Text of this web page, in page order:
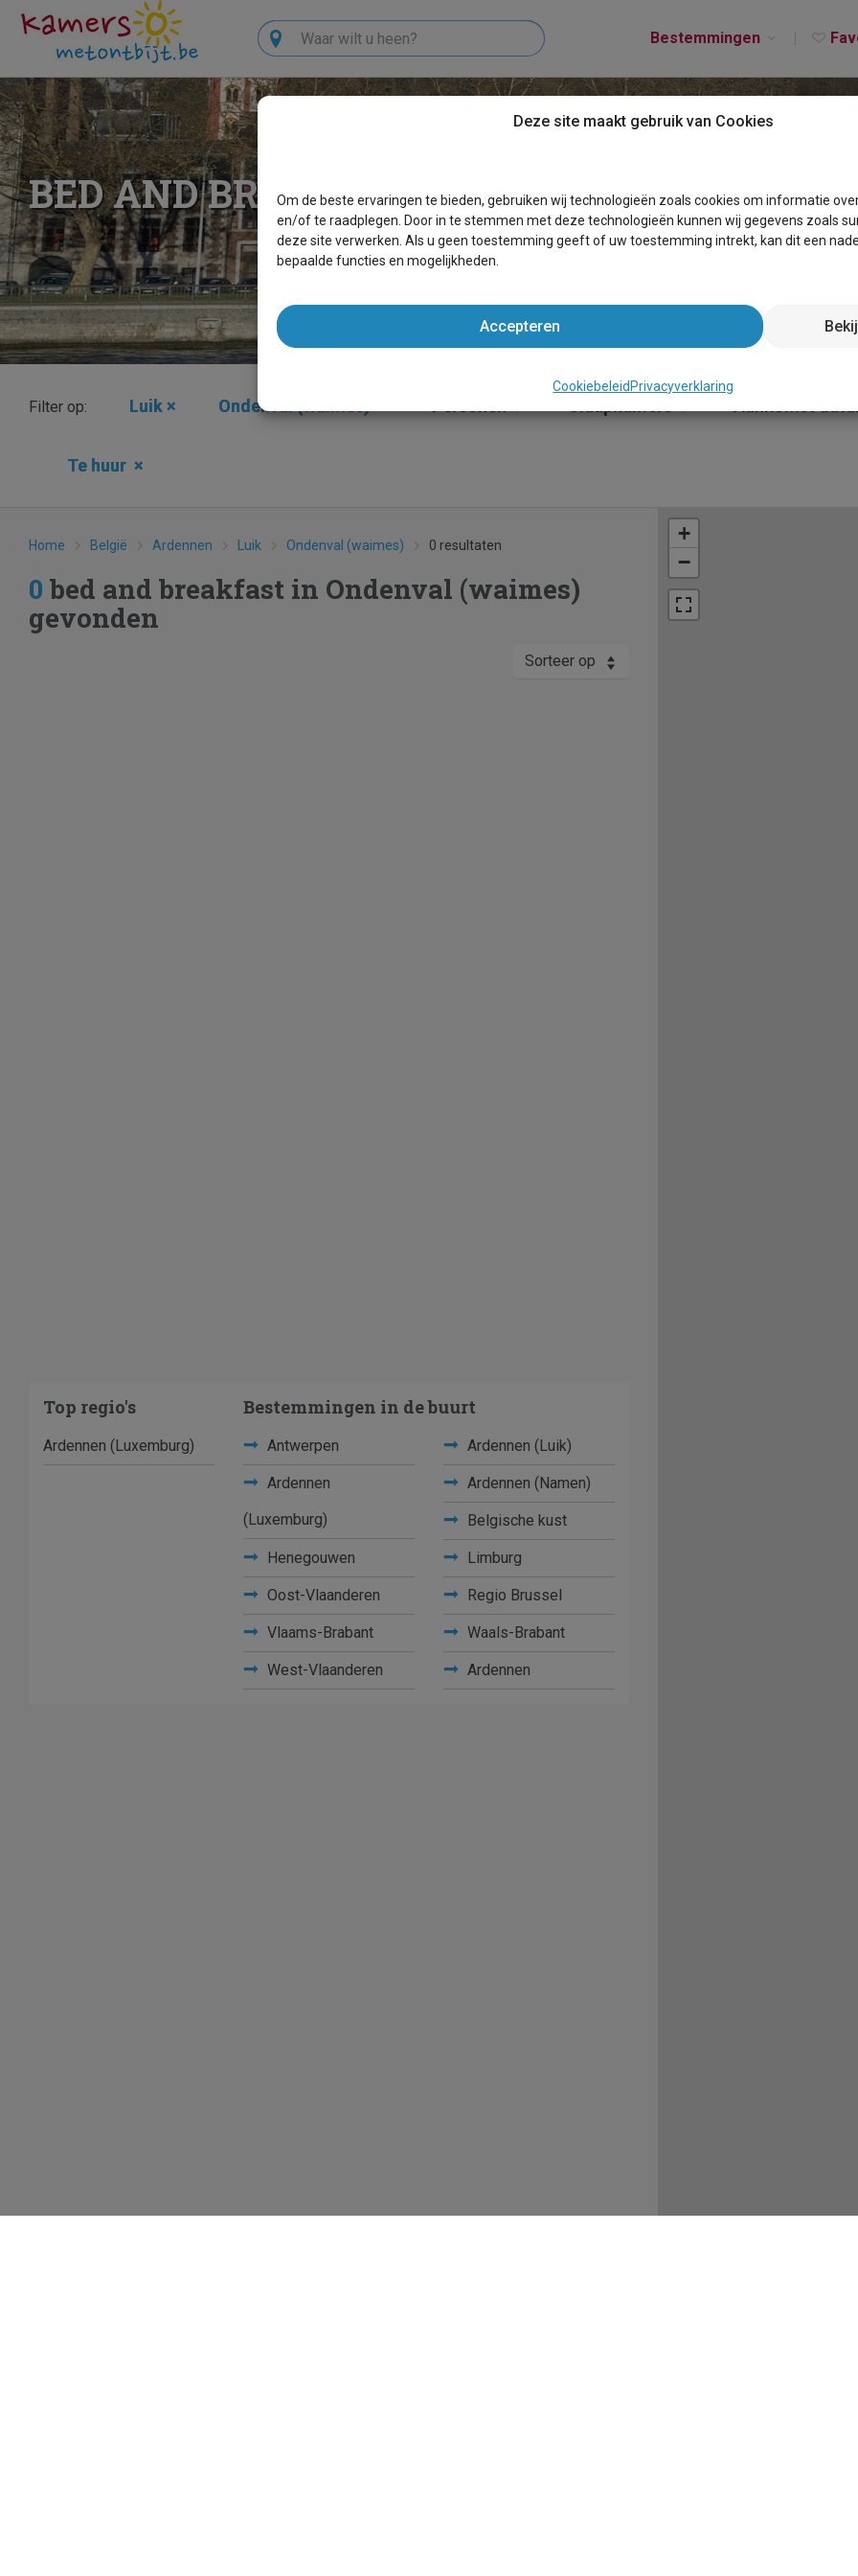
Bestemmingen
Zoeken
BED AND BREAKFAST ONDENVAL
Filter op: Luik× Ondenval (waimes)
Te huur ×
Home België Ardennen Luik Ondenval (waimes) 0 resultaten
0 bed and breakfast in Ondenval (waimes)
gevonden
Sorteer op
Top regio's
Ardennen (Luxemburg)
Bestemmingen in de buurt
Antwerpen Ardennen (Luik)
Ardennen
(Luxemburg)
Ardennen (Namen)
Belgische kust
Henegouwen Limburg
Oost-Vlaanderen Regio Brussel
Vlaams-Brabant Waals-Brabant
West-Vlaanderen Ardennen
+
−
Deze site maakt gebruik van Cookies
Om de beste ervaringen te bieden, gebruiken wij technologieën zoals cookies om informatie
en/of te raadplegen. Door in te stemmen met deze technologieën kunnen wij gegevens zoals
deze site verwerken. Als u geen toestemming geeft of uw toestemming intrekt, kan dit een
bepaalde functies en mogelijkheden.
Accepteren
Cookiebeleid Privacyverklaring